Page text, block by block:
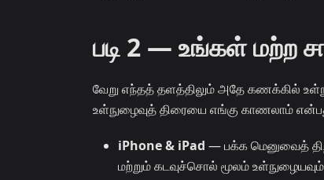
படி 2 — உங்கள் மற்ற
வேறு எந்தத் தளத்திலும் அதே கணக்கில்
உள்நுழைவுத் திரையை எங்கு காணலாம்
iPhone & iPad — பக்க மெனுவைத்
மற்றும் கடவுச்சொல் மூலம்